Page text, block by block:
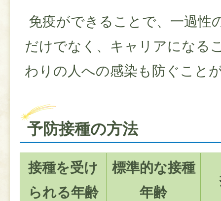
免疫ができることで、一過性
だけでなく、キャリアになる
わりの人への感染も防ぐこと
予防接種の方法
接種を受け
られる年齢
標準的な接種
年齢